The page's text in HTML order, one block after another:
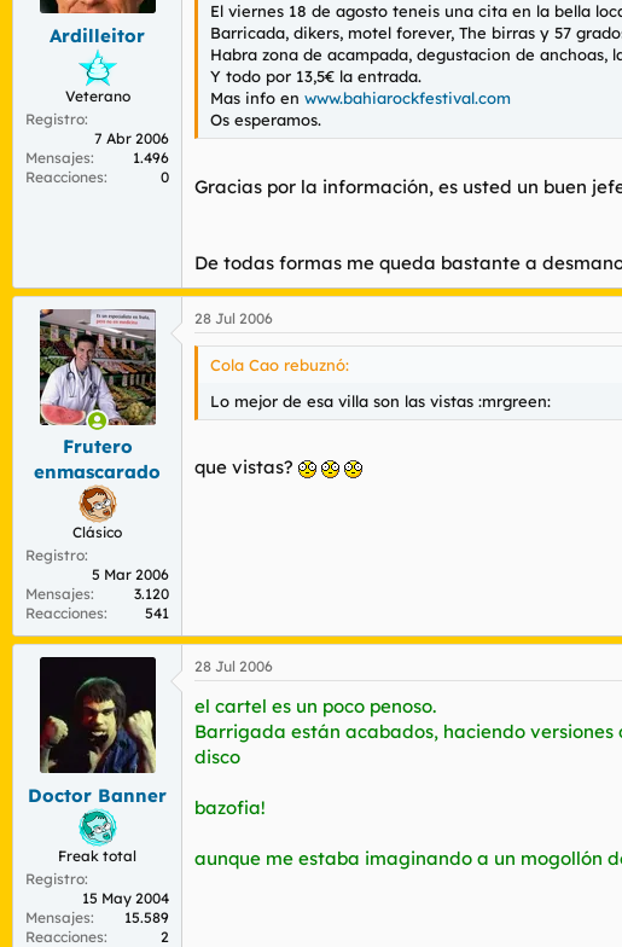
Ardilleitor
Veterano
Registro
7 Abr 2006
Mensajes
1.496
Reacciones
0
El viernes 18 de agosto teneis una cita en la bella
Barricada, dikers, motel forever, The birras y 57
Habra zona de acampada, degustacion de
Y todo por 13,5€ la entrada.
Mas info en www.bahiarockfestival.com
Os esperamos.
Gracias por la información, es usted un buen
De todas formas me queda bastante a
Frutero
enmascarado
Clásico
Registro
5 Mar 2006
Mensajes
3.120
Reacciones
541
28 Jul 2006
Cola Cao rebuznó:
Lo mejor de esa villa son las vistas :mrgreen:
que vistas?
Doctor Banner
Freak total
Registro
15 May 2004
Mensajes
15.589
Reacciones
2
28 Jul 2006
el cartel es un poco penoso.
Barrigada están acabados, haciendo versiones
disco
bazofia!
aunque me estaba imaginando a un mogollón